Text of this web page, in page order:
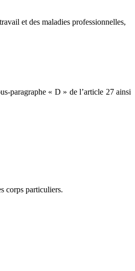
et des maladies professionnelles,
paragraphe « D » de l’article 27 ainsi
corps particuliers.